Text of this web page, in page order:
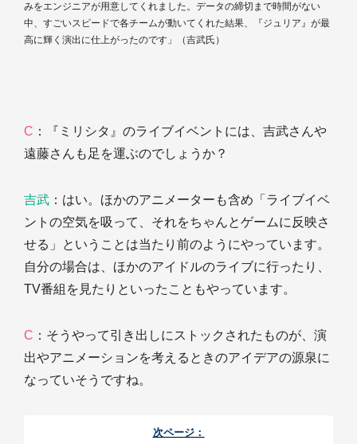
みをエンジニアが用意してくれました。データの締切まで時間がない
中、すごいスピードで各チームが動いてくれた結果、『ジュリア』が最
高に輝く演出に仕上がったのです」（吉武氏）
C ：『ミリシタ』のライブイベントには、吉武さんや
遠藤さんも足を運ぶのでしょうか？
吉武 ：はい。ほかのアニメーターも含め「ライブイベ
ントの空気を吸って、それをちゃんとゲームに反映さ
せる」ということは当たり前のようにやっています。
自分の場合は、ほかのアイドルのライブに行ったり、
TV番組を見たりといったこともやっています。
C ：そうやって引き出しにストックされたものが、演
出やアニメーションを考えるときのアイデアの源泉に
なっていそうですね。
次ページ：